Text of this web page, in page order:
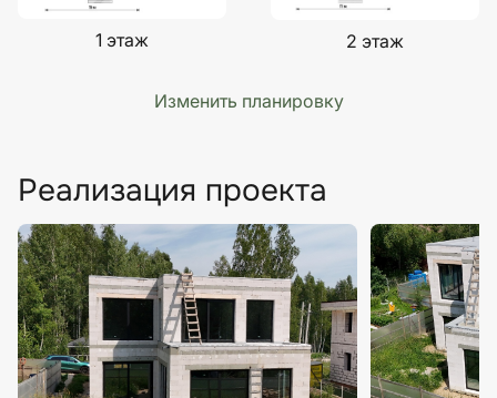
1 этаж 2 этаж
Изменить планировку
Реализация проекта